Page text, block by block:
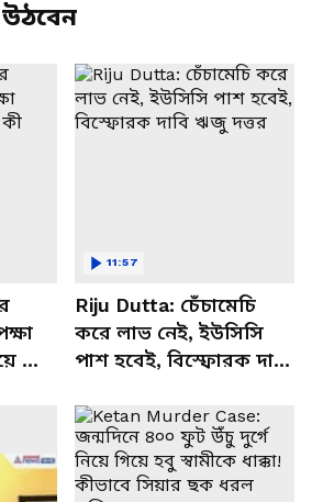
কী
Riju Dutta: চেঁচামেচি
করে লাভ নেই, ইউসিসি
পাশ হবেই, বিস্ফোরক দাবি
11:57